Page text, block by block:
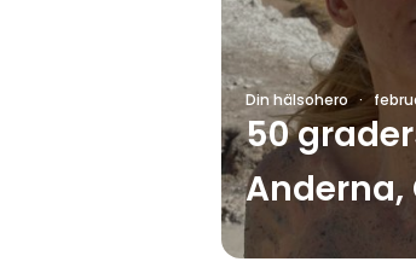
Din hälsohero ·
50
Anderna,